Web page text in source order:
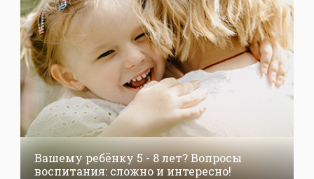
Вашему ребёнку 5 - 8 лет? Вопросы
воспитания: сложно и интересно!